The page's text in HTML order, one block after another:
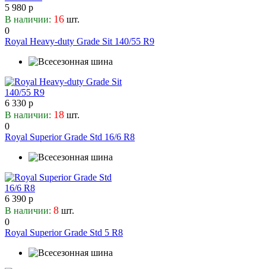
5 980 р
В наличии: 16 шт.
0
Royal Heavy-duty Grade Sit 140/55 R9
6 330 р
В наличии: 18 шт.
0
Royal Superior Grade Std 16/6 R8
6 390 р
В наличии: 8 шт.
0
Royal Superior Grade Std 5 R8